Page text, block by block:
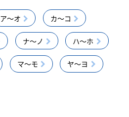
ア～オ カ～コ
ナ～ノ ハ～ホ
マ～モ ヤ～ヨ